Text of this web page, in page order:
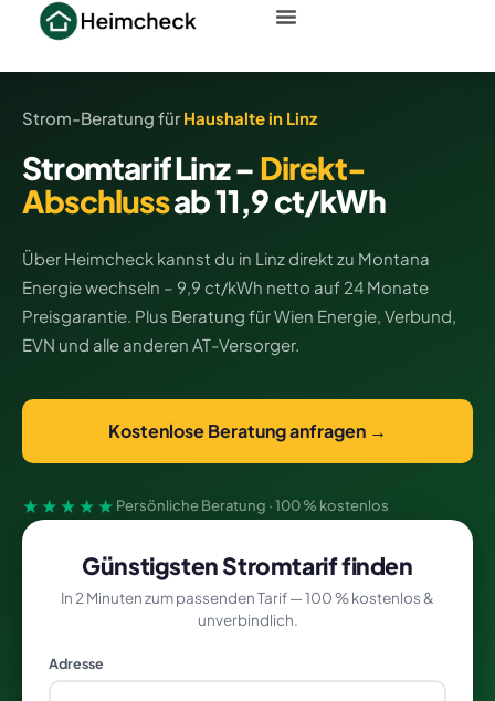
Strom-Beratung für Haushalte in Linz
Stromtarif Linz – Direkt-
Abschlussab 11,9 ct/kWh
Über Heimcheck kannst du in Linz direkt zu Montana
Energie wechseln – 9,9 ct/kWh netto auf 24 Monate
Preisgarantie. Plus Beratung für Wien Energie, Verbund,
EVN und alle anderen AT-Versorger.
Kostenlose Beratung anfragen →
★★★★★ Persönliche Beratung · 100 % kostenlos
Günstigsten Stromtarif finden
In 2 Minuten zum passenden Tarif — 100 % kostenlos &
unverbindlich.
Adresse